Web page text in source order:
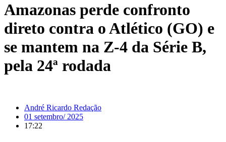
Amazonas perde confronto
direto contra o Atlético (GO) e
se mantem na Z-4 da Série B,
pela 24ª rodada
André Ricardo Redação
01 setembro/ 2025
17:22